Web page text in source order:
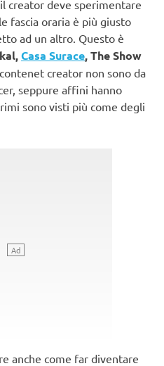
creator deve sperimentare
fascia oraria è più giusto
ad un altro. Questo è
Casa Surace, The Show
creator non sono da
seppure affini hanno
sono visti più come degli
anche come far diventare